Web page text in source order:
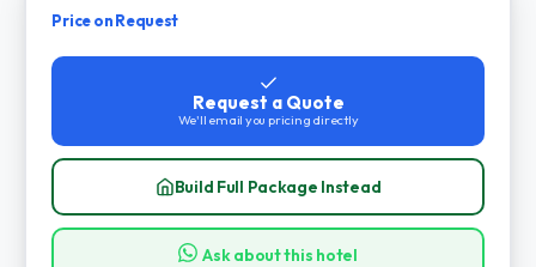
Price on Request
Request a Quote
We'll email you pricing directly
Build Full Package Instead
Ask about this hotel